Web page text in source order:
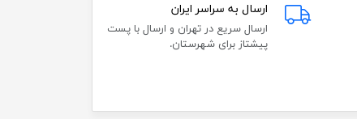
ارسال به سراسر ایران
ارسال سریع در تهران و ارسال با پست
پیشتاز برای شهرستان.